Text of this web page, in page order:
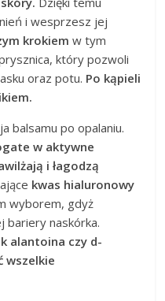
i wesprzesz jej
krokiem w tym
który pozwoli
oraz potu. Po kąpieli
balsamu po opalaniu.
w aktywne
i łagodzą
kwas hialuronowy
wyborem, gdyż
bariery naskórka.
alantoina czy d-
wszelkie